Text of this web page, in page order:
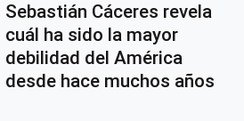
Sebastián Cáceres revela
cuál ha sido la mayor
debilidad del América
desde hace muchos años